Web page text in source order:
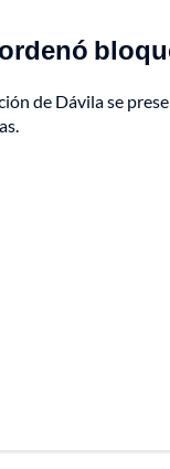
de Dávila se